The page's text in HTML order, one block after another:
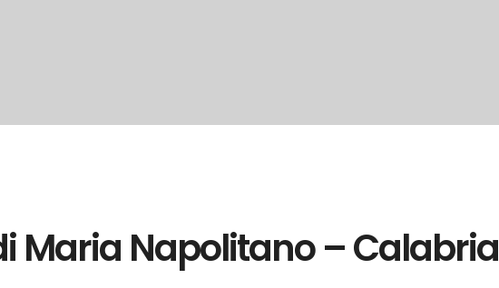
Maria Napolitano – Calabria